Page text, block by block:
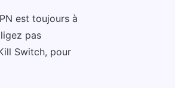
est toujours à
pas
Switch, pour